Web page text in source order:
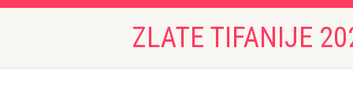
ZLATE TIFANIJE